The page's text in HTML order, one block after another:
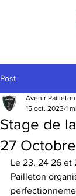
Post
Stage de
27 Octobre
Avenir Pailleton
15 oct. 2023 1
Le 23, 24 26 et
Pailleton